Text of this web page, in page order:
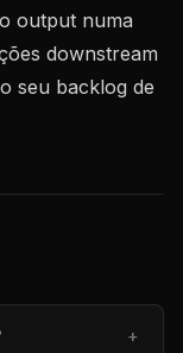
output numa
downstream
seu backlog de
+